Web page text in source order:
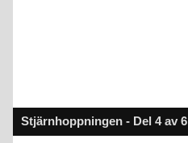
Stjärnhoppningen - Del 4 av 6